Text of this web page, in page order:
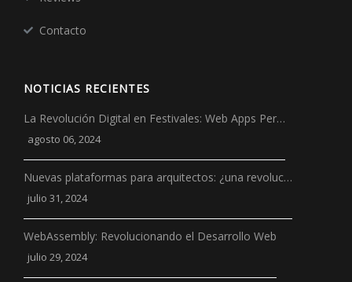
Contacto
NOTICIAS RECIENTES
La Revolución Digital en Festivales: Web Apps Per…
agosto 06, 2024
Nuevas plataformas para arquitectos: ¿una revoluc…
julio 31, 2024
WebAssembly: Revolucionando el Desarrollo Web
julio 29, 2024